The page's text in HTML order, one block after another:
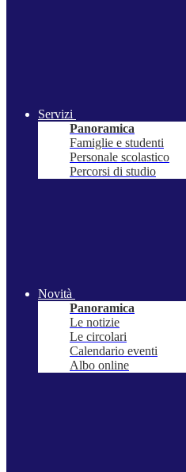
Servizi
Panoramica
Famiglie e studenti
Personale scolastico
Percorsi di studio
Novità
Panoramica
Le notizie
Le circolari
Calendario eventi
Albo online